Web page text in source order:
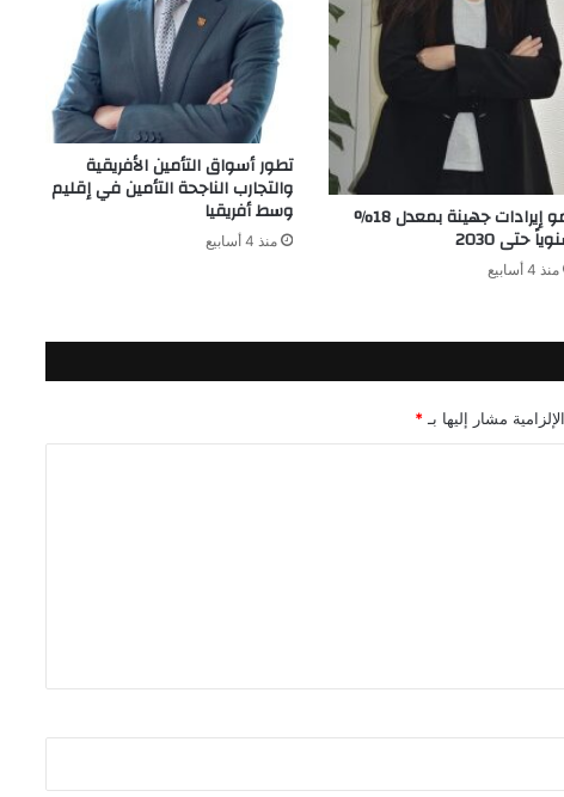
نمو إيرادات جهينة بمعدل 18%
حتى 2030
منذ 4 أسابيع
تطور أسواق التأمين الأفريقية
والتجارب الناجحة التأمين في إقليم
وسط أفريقيا
منذ 4 أسابيع
مشار إليها بـ *